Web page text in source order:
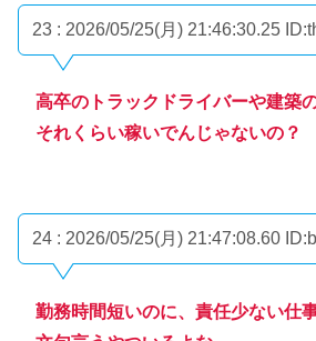
23 : 2026/05/25(月) 21:46:30.25
高卒のトラックドライバーや建築
それくらい稼いでんじゃないの？
24 : 2026/05/25(月) 21:47:08.60
勤務時間短いのに、責任少ない仕